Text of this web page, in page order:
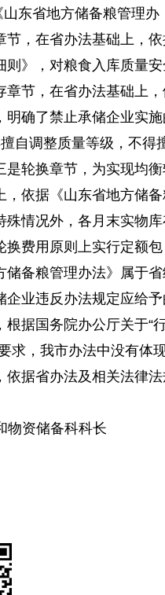
东省地方储备粮管理办
节，在省办法基础上，
则》，对粮食入库质量安
章节，在省办法基础上，
明确了禁止承储企业实施
自调整质量等级，不得
是轮换章节，为实现均衡
，依据《山东省地方储备
殊情况外，各月末实物
换费用原则上实行定额包
储备粮管理办法》属于省
企业违反办法规定应给予
据国务院办公厅关于“
求，我市办法中没有体
依据省办法及相关法律
物资储备科科长